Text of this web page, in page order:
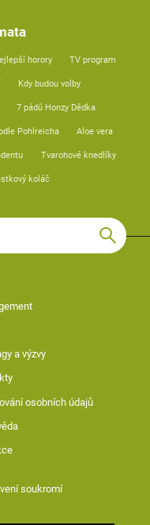
horory TV program
Kdy budou volby
7 pádů Honzy Dědka
Pohlreicha Aloe vera
Tvarohové knedlíky
koláč
a výzvy
osobních údajů
soukromí